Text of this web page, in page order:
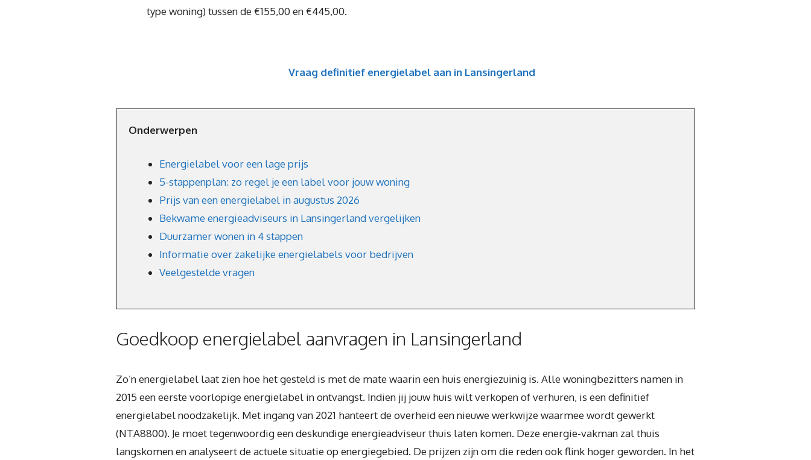
type woning) tussen de €155,00 en €445,00.
Vraag definitief energielabel aan in Lansingerland
Onderwerpen
Energielabel voor een lage prijs
5-stappenplan: zo regel je een label voor jouw woning
Prijs van een energielabel in augustus 2026
Bekwame energieadviseurs in Lansingerland vergelijken
Duurzamer wonen in 4 stappen
Informatie over zakelijke energielabels voor bedrijven
Veelgestelde vragen
Goedkoop energielabel aanvragen in Lansingerland
Zo’n energielabel laat zien hoe het gesteld is met de mate waarin een huis energiezuinig is. Alle woningbezitters namen in
2015 een eerste voorlopige energielabel in ontvangst. Indien jij jouw huis wilt verkopen of verhuren, is een definitief
energielabel noodzakelijk. Met ingang van 2021 hanteert de overheid een nieuwe werkwijze waarmee wordt gewerkt
(NTA8800). Je moet tegenwoordig een deskundige energieadviseur thuis laten komen. Deze energie-vakman zal thuis
langskomen en analyseert de actuele situatie op energiegebied. De prijzen zijn om die reden ook flink hoger geworden. In het